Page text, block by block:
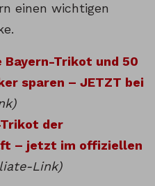
einen wichtigen
Bayern-Trikot und 50
sparen – JETZT bei
Trikot der
– jetzt im offiziellen
Link)